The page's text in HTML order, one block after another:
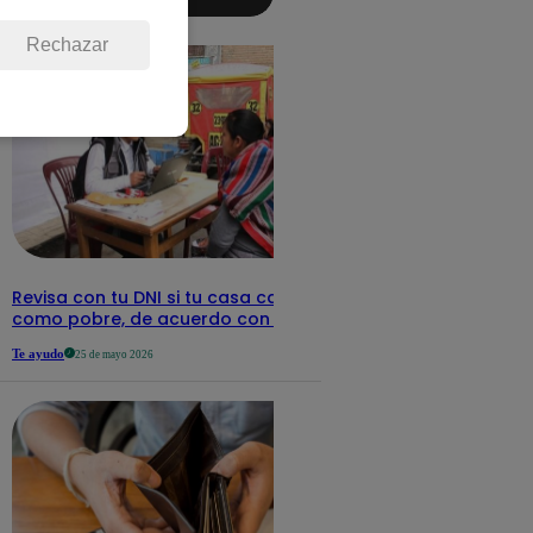
detalles
Revisa con tu DNI si tu casa califica
como pobre, de acuerdo con el Sisfoh
Te ayudo 25 de mayo 2026
Rechazar